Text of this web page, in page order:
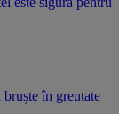
în greutate